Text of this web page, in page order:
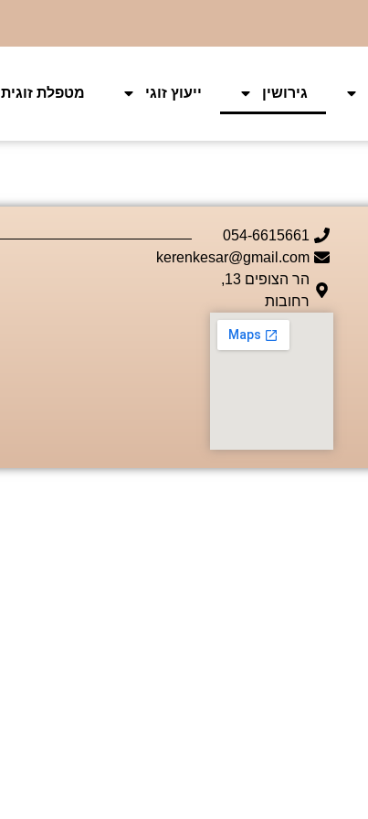
גירושין ייעוץ זוגי מטפלת זוגית
054-6615661
kerenkesar@gmail.com
הר הצופים 13,
רחובות